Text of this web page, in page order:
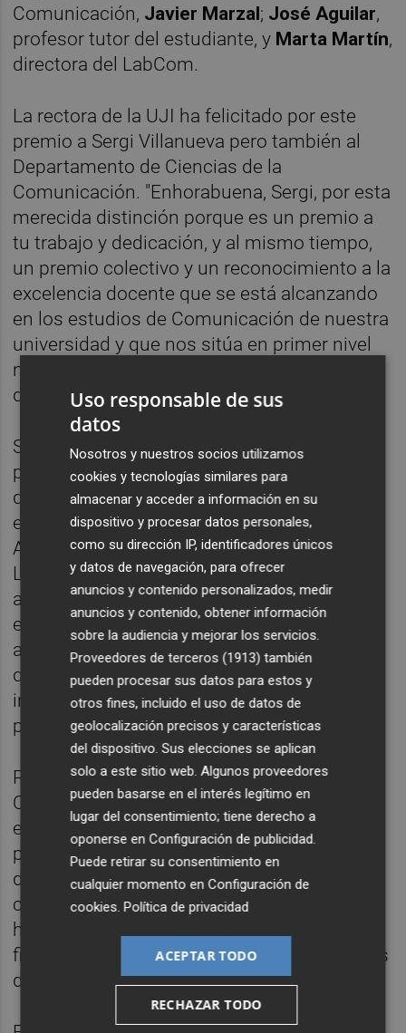
Comunicación, Javier Marzal; José Aguilar,
profesor tutor del estudiante, y Marta Martín,
directora del LabCom.
La rectora de la UJI ha felicitado por este
premio a Sergi Villanueva pero también al
Departamento de Ciencias de la
Comunicación. "Enhorabuena, Sergi, por esta
merecida distinción porque es un premio a
tu trabajo y dedicación, y al mismo tiempo,
un premio colectivo y un reconocimiento a la
excelencia docente que se está alcanzando
en los estudios de Comunicación de nuestra
universidad y que nos sitúa en primer nivel
nacional e internacionalmente", ha
destacado.
Sergi Villanueva Miñana, que fue el elegido
por los jueces como 'Estudiante Fotógrafo
del Año' por su trabajo fotográfico La Terreta
en la final del Sony World Photography
Awards celebrada el pasado mes de abril en
Londres, ha agradecido a la Universidad el
apoyo recibido en todo este proceso, en
especial a todas las personas que le han
ayudado. "Para mí es una gran motivación
que mi trabajo sea reconocido a nivel
internacional y poder dedicarme a esta
profesión", ha añadido.
Para el director del Departamento de
Ciencias de la Comunicación, Javier Marzal,
este galardón supone un hito importante
para la UJI. "Tenemos que ser conscientes
de su magnitud porque nos permite
colocarnos en el mapa a nivel internacional",
ha subrayado. Hay que recordar que en la
final se dieron cita los 10 mejores fotógrafos
de universidades de todo el mundo.
Uso responsable de sus
datos
Nosotros y nuestros socios utilizamos
cookies y tecnologías similares para
almacenar y acceder a información en su
dispositivo y procesar datos personales,
como su dirección IP, identificadores únicos
y datos de navegación, para ofrecer
anuncios y contenido personalizados, medir
anuncios y contenido, obtener información
sobre la audiencia y mejorar los servicios.
Proveedores de terceros (1913) también
pueden procesar sus datos para estos y
otros fines, incluido el uso de datos de
geolocalización precisos y características
del dispositivo. Sus elecciones se aplican
solo a este sitio web. Algunos proveedores
pueden basarse en el interés legítimo en
lugar del consentimiento; tiene derecho a
oponerse enConfiguración de publicidad
Puede retirar su consentimiento en
cualquier momento enConfiguración de
cookies .Política de privacidad
ACEPTAR TODO
RECHAZAR TODO